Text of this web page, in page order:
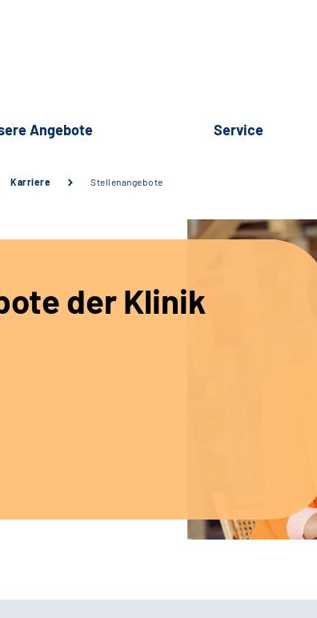
Angebote Service
Karriere Stellenangebote
der Klinik